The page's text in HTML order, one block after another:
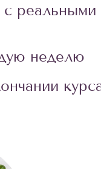
реальными
неделю